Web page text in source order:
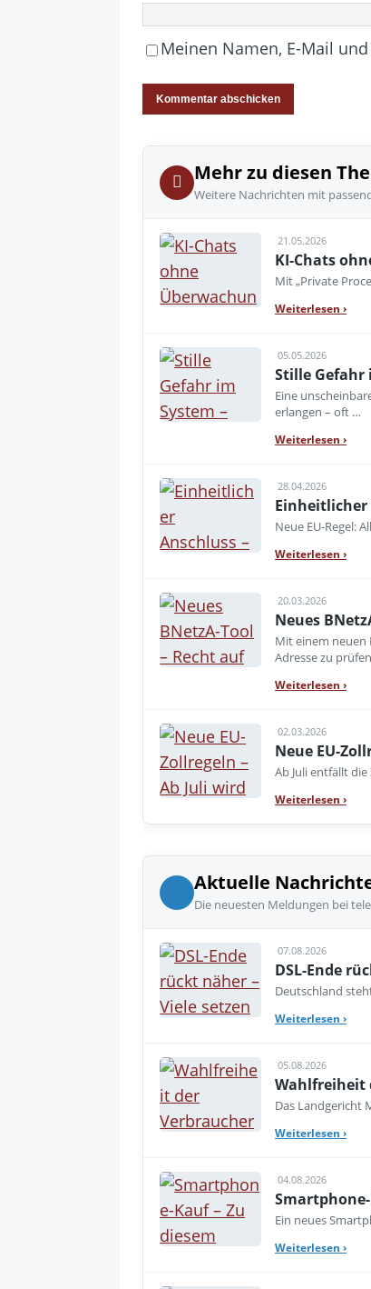
Meinen Namen, E-Mail
Mehr zu diesen
Weitere Nachrichten mit
21.05.2026
KI-Chats
Mit „Private
Weiterlesen ›
05.05.2026
Stille Gefahr
Eine
erlangen – oft …
Weiterlesen ›
28.04.2026
Einheitlicher
Neue EU-Regel:
Weiterlesen ›
20.03.2026
Neues
Mit einem
Adresse zu
Weiterlesen ›
02.03.2026
Neue EU-
Ab Juli entfällt
Weiterlesen ›
Aktuelle
Die neuesten Meldungen bei
07.08.2026
DSL-Ende
Deutschland
Weiterlesen ›
05.08.2026
Wahlfreiheit
Das Landgericht
Weiterlesen ›
04.08.2026
Ein neues
Weiterlesen ›